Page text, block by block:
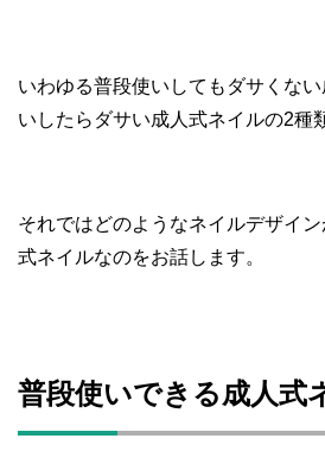
いわゆる普段使いしてもダサくな
いしたらダサい成人式ネイルの2種
それではどのようなネイルデザイ
式ネイルなのをお話します。
普段使いできる成人式